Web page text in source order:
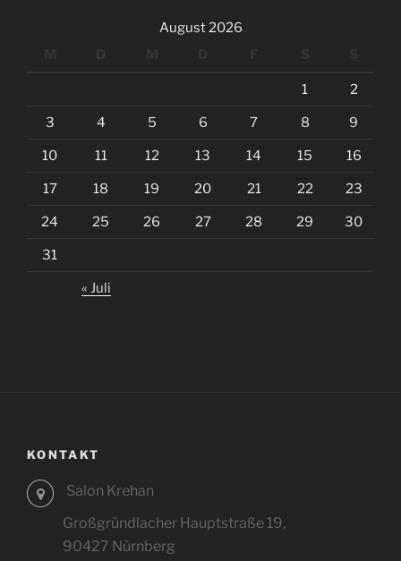
August 2026
1 2
3 4 5 6 7 8 9
10 11 12 13 14 15 16
17 18 19 20 21 22 23
24 25 26 27 28 29 30
31
« Juli
KONTAKT
Salon Krehan
Großgründlacher Hauptstraße 19,
90427 Nürnberg